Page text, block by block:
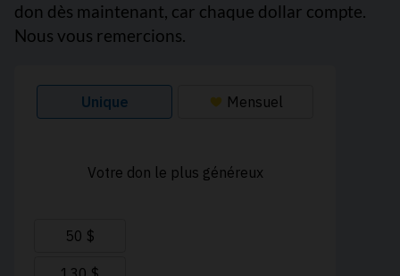
don dès maintenant, car chaque dollar compte.
Nous vous remercions.